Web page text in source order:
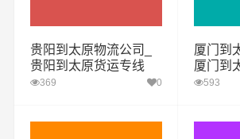
贵阳到太原物流公司_
贵阳到太原货运专线
369 0
厦门到
厦门到
593